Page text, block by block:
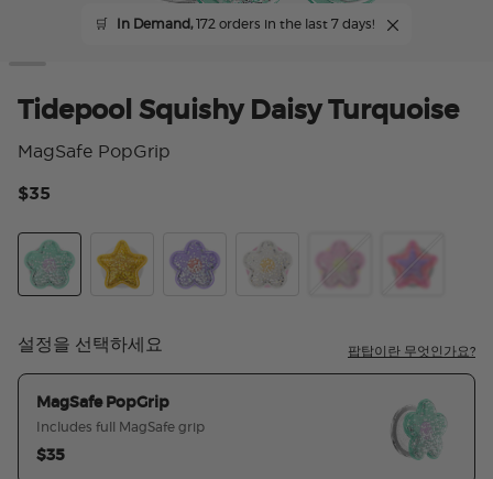
🛒 In Demand,172 orders in the last 7 days!
Tidepool Squishy Daisy Turquoise
MagSafe PopGrip
$35
설정을 선택하세요 팝탑이란 무엇인가요?
MagSafe PopGrip
Includes full MagSafe grip
$35